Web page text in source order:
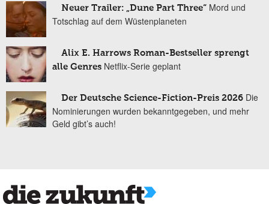
Neuer Trailer: „Dune Part Three“ Mord und
Totschlag auf dem Wüstenplaneten
Alix E. Harrows Roman-Bestseller sprengt
alle Genres Netflix-Serie geplant
Der Deutsche Science-Fiction-Preis 2026 Die
Nominierungen wurden bekanntgegeben, und mehr
Geld gibt’s auch!